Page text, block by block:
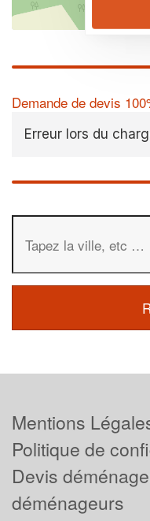
Demande de devis
Erreur lors du
Mentions
Politique de
Devis
déménageurs